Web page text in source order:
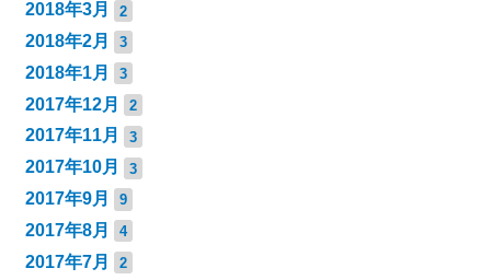
2018年3月 2
2018年2月 3
2018年1月 3
2017年12月 2
2017年11月 3
2017年10月 3
2017年9月 9
2017年8月 4
2017年7月 2